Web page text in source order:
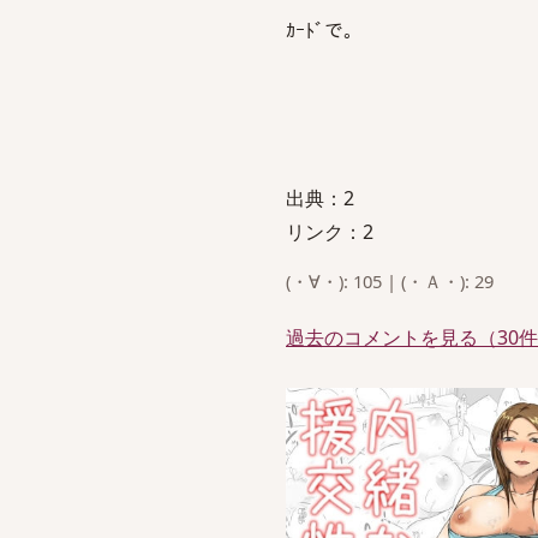
ｶｰﾄﾞで｡
出典：2
リンク：2
(・∀・): 105 | (・Ａ・): 29
過去のコメントを見る（30